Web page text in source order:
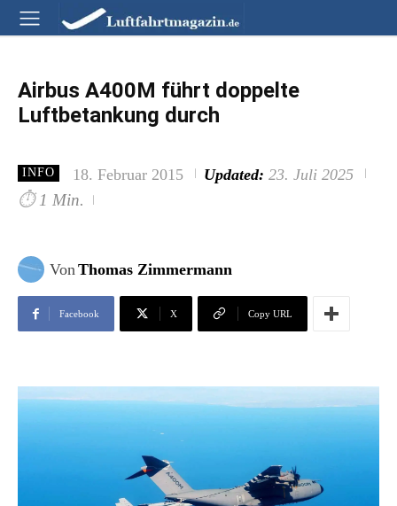
Airbus A400M führt doppelte
Luftbetankung durch
INFO 18. Februar 2015 Updated: 23. Juli 2025
⏱ 1 Min.
VonThomas Zimmermann
Facebook X Copy URL